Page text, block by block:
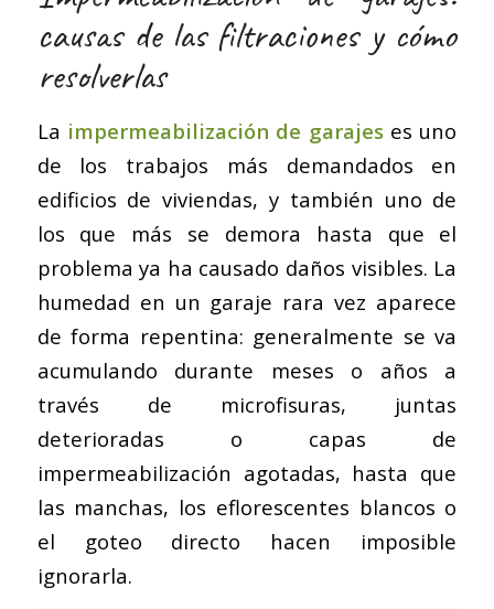
causas de las filtraciones y cómo
resolverlas
La impermeabilización de garajeses uno
de los trabajos más demandados en
edificios de viviendas, y también uno de
los que más se demora hasta que el
problema ya ha causado daños visibles. La
humedad en un garaje rara vez aparece
de forma repentina: generalmente se va
acumulando durante meses o años a
través de microfisuras, juntas
deterioradas o capas de
impermeabilización agotadas, hasta que
las manchas, los eflorescentes blancos o
el goteo directo hacen imposible
ignorarla.